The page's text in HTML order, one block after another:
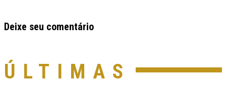
Deixe seu comentário
ÚLTIMAS